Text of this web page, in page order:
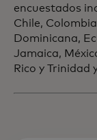
encuestados
Chile,
Dominicana,
Jamaica,
Rico y Trinidad